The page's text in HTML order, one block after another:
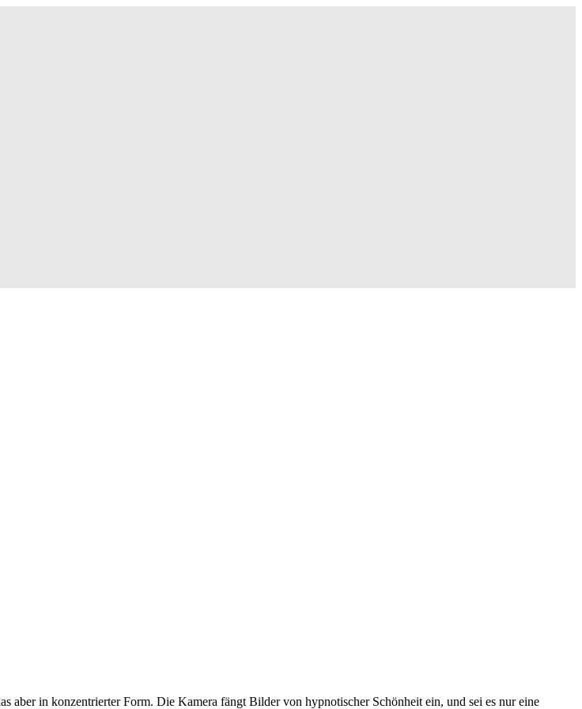
aber in konzentrierter Form. Die Kamera fängt Bilder von hypnotischer Schönheit ein, und sei es nur eine